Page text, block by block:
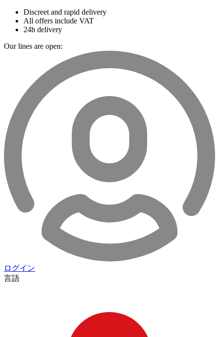
Discreet and rapid delivery
All offers include VAT
24h delivery
Our lines are open:
ログイン
言語